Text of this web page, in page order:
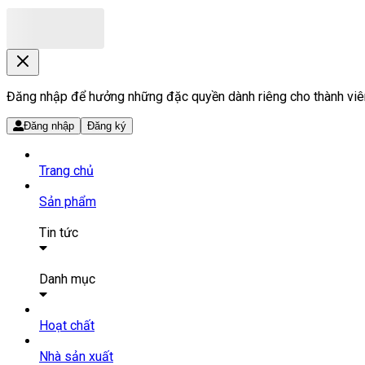
Đăng nhập để hưởng những đặc quyền dành riêng cho thành
Đăng nhập Đăng ký
Trang chủ
Sản phẩm
Tin tức
Tin tức
Danh mục
SẢN PHẨM THUỐC
Tất cả sản phẩm
Hoạt chất
Nhà sản xuất